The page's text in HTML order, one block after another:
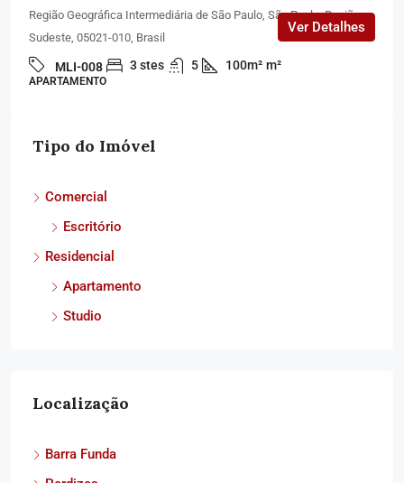
Região Geográfica Intermediária de São Paulo, São Paulo, Região
Sudeste, 05021-010, Brasil
MLI-008 3 stes 5 100m² m²
APARTAMENTO
Ver Detalhes
Tipo do Imóvel
Comercial
Escritório
Residencial
Apartamento
Studio
Localização
Barra Funda